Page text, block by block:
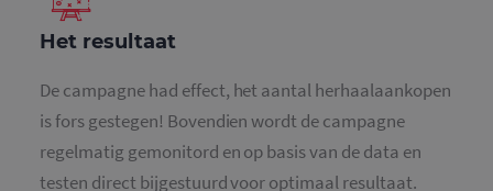
Het resultaat
De campagne had effect, het aantal herhaalaankopen
is fors gestegen! Bovendien wordt de campagne
regelmatig gemonitord en op basis van de data en
testen direct bijgestuurd voor optimaal resultaat.